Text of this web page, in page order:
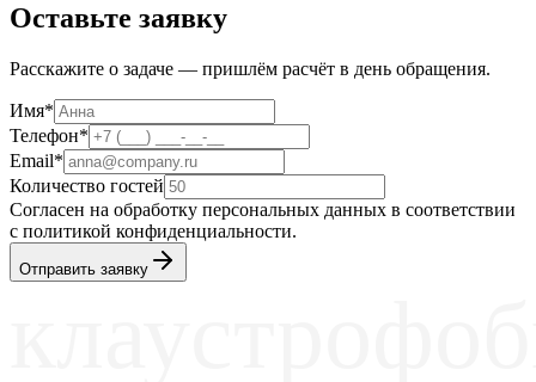
Оставьте заявку
Расскажите о задаче — пришлём расчёт в день обращения.
Имя*
Телефон*
Email*
Количество гостей
Согласен на обработку персональных данных в соответствии
с политикой конфиденциальности.
Отправить заявку